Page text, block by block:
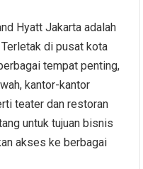
Hyatt Jakarta adalah
di pusat kota
tempat penting,
kantor-kantor
teater dan restoran
untuk tujuan bisnis
akses ke berbagai